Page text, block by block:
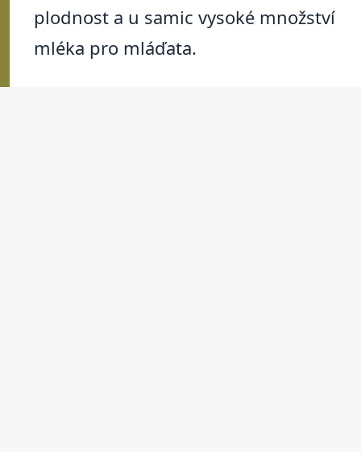
plodnost a u samic vysoké množství
mléka pro mláďata.